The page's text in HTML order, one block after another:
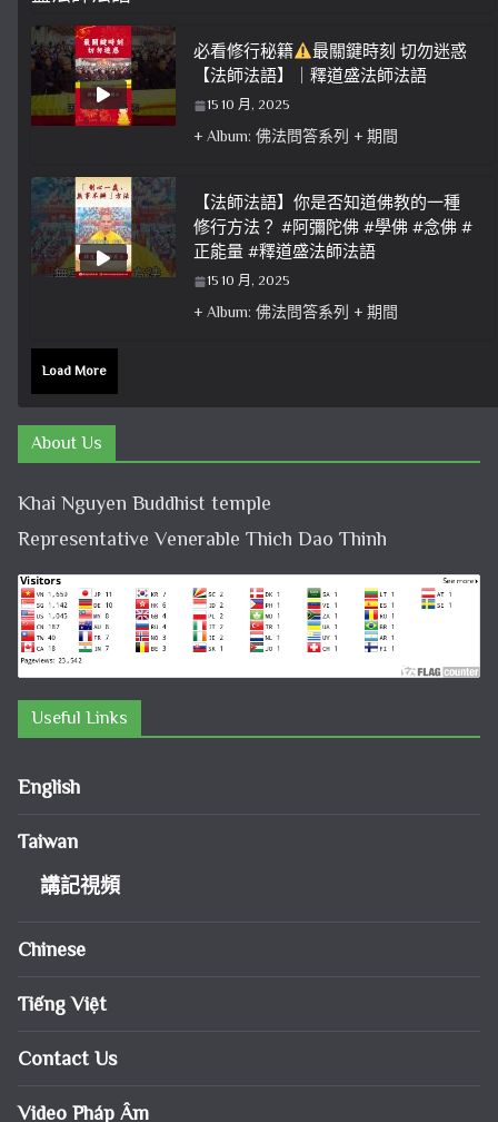
必看修行秘籍
最關鍵時刻 切勿迷惑
【法師法語】｜釋道盛法師法語
15 10 月, 2025
+ Album: 佛法問答系列 + 期間
【法師法語】你是否知道佛教的一種
修行方法？ #阿彌陀佛 #學佛 #念佛 #
正能量 #釋道盛法師法語
15 10 月, 2025
+ Album: 佛法問答系列 + 期間
Load More
About Us
Khai Nguyen Buddhist temple
Representative Venerable Thich Dao Thinh
Useful Links
English
Taiwan
講記視頻
Chinese
Tiếng Việt
Contact Us
Video Pháp Âm